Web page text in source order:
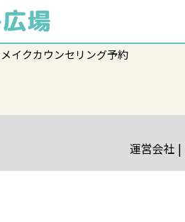
イクカウンセリング予約
運営会社